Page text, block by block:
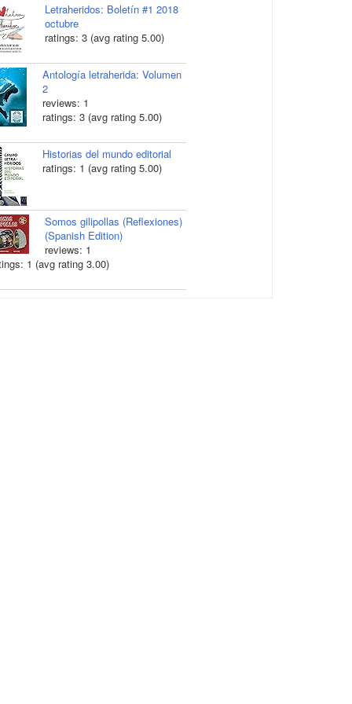
Letraheridos: Boletín #1 2018
octubre
ratings: 3 (avg rating 5.00)
Antología letraherida: Volumen
2
reviews: 1
ratings: 3 (avg rating 5.00)
Historias del mundo editorial
ratings: 1 (avg rating 5.00)
Somos gilipollas (Reflexiones)
(Spanish Edition)
reviews: 1
1 (avg rating 3.00)